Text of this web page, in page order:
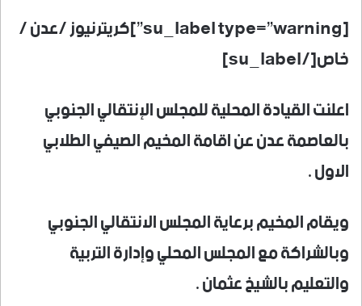
[su_label type=”warning”]كريترنيوز /عدن /
خاص[/su_label]
اعلنت القيادة المحلية للمجلس الإنتقالي الجنوبي
بالعاصمة عدن عن اقامة المخيم الصيفي الطلابي
الاول .
ويقام المخيم برعاية المجلس الانتقالي الجنوبي
وبالشراكة مع المجلس المحلي وإدارة التربية
والتعليم بالشيخ عثمان .